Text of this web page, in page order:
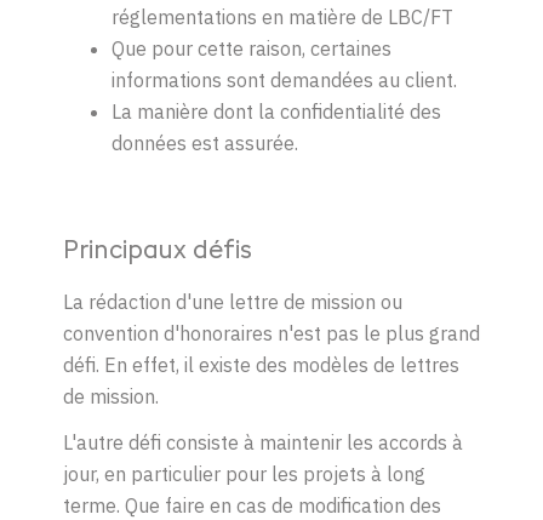
réglementations en matière de LBC/FT
Que pour cette raison, certaines
informations sont demandées au client.
La manière dont la confidentialité des
données est assurée.
Principaux défis
La rédaction d'une lettre de mission ou
convention d'honoraires n'est pas le plus grand
défi. En effet, il existe des modèles de lettres
de mission.
L'autre défi consiste à maintenir les accords à
jour, en particulier pour les projets à long
terme. Que faire en cas de modification des